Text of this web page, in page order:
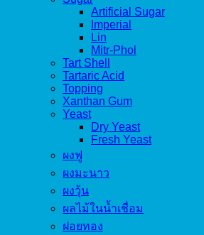
Artificial Sugar
Imperial
Lin
Mitr-Phol
Tart Shell
Tartaric Acid
Topping
Xanthan Gum
Yeast
Dry Yeast
Fresh Yeast
ผงฟู
ผงมะนาว
ผงวุ้น
ผลไม้ในน้ำเชื่อม
ฝอยทอง